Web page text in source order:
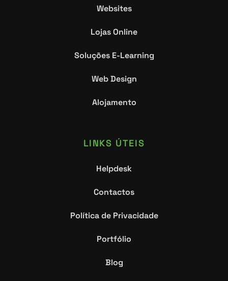
Websites
Lojas Online
Soluções E-Learning
Web Design
Alojamento
LINKS ÚTEIS
Helpdesk
Contactos
Política de Privacidade
Portfólio
Blog